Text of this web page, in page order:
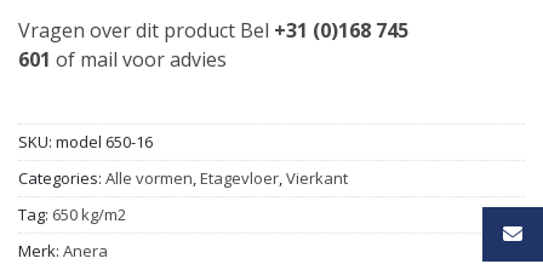
Vragen over dit product Bel +31 (0)168 745
601 of mail voor advies
SKU: model 650-16
Categories: Alle vormen,Etagevloer,Vierkant
Tag: 650 kg/m2
Merk: Anera